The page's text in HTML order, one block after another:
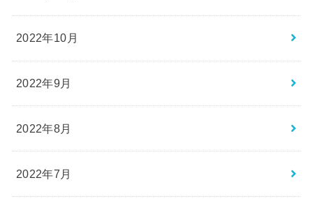
2022年10月
2022年9月
2022年8月
2022年7月